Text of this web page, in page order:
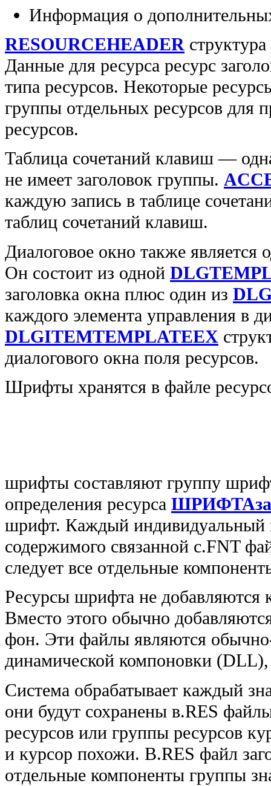
Информация о
RESOURCEHEADER
Данные для ресурса ресурс
типа ресурсов. Некоторые
группы отдельных ресурсов для
ресурсов.
Таблица сочетаний клавиш —
не имеет заголовок группы.
каждую запись в таблице
таблиц сочетаний клавиш.
Диалоговое окно также является
Он состоит из одной
заголовка окна плюс один из
каждого элемента управления в
DLGITEMTEMPLATEEX
диалогового окна поля ресурсов.
Шрифты хранятся в файле
шрифты составляют группу
определения ресурса ШРИФТА
шрифт. Каждый индивидуальный
содержимого связанной с.FNT
следует все отдельные
Ресурсы шрифта не добавляются
Вместо этого обычно
фон. Эти файлы являются
динамической компоновки
Система обрабатывает каждый
они будут сохранены в.RES
ресурсов или группы ресурсов
и курсор похожи. В.RES файл
отдельные компоненты группы